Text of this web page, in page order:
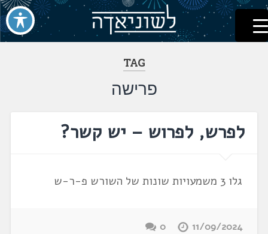
דלג
לתוכן
לשוניאדה
עברית. לשון. שפה
TAG
פרישה
לפרש, לפרוש – יש קשר?
גלו 3 משמעויות שונות של השורש פ-ר-ש
11/09/2024
0